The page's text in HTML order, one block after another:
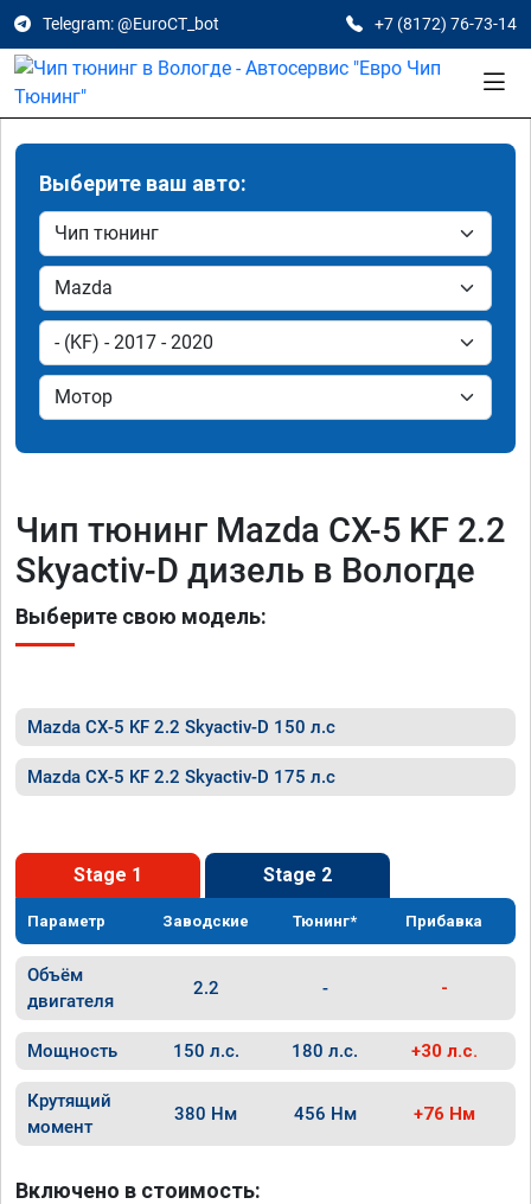
Telegram: @EuroCT_bot +7 (8172) 76-73-14
Выберите ваш авто:
Чип тюнинг Mazda CX-5 KF 2.2
Skyactiv-D дизель в Вологде
Выберите свою модель:
Mazda CX-5 KF 2.2 Skyactiv-D 150 л.с
Mazda CX-5 KF 2.2 Skyactiv-D 175 л.с
Stage 1 Stage 2
Параметр Заводские Тюнинг* Прибавка
Объём
двигателя
2.2 - -
Мощность 150 л.с. 180 л.с. +30 л.с.
Крутящий
момент
380 Нм 456 Нм +76 Нм
Включено в стоимость: